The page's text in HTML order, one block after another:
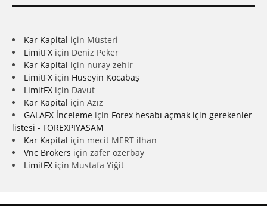
Kar Kapital için Müsteri
LimitFX için Deniz Peker
Kar Kapital için nuray zehir
LimitFX için Hüseyin Kocabaş
LimitFX için Davut
Kar Kapital için Azız
GALAFX İnceleme için Forex hesabı açmak için gerekenler
listesi - FOREXPIYASAM
Kar Kapital için mecit MERT ilhan
Vnc Brokers için zafer özerbay
LimitFX için Mustafa Yiğit